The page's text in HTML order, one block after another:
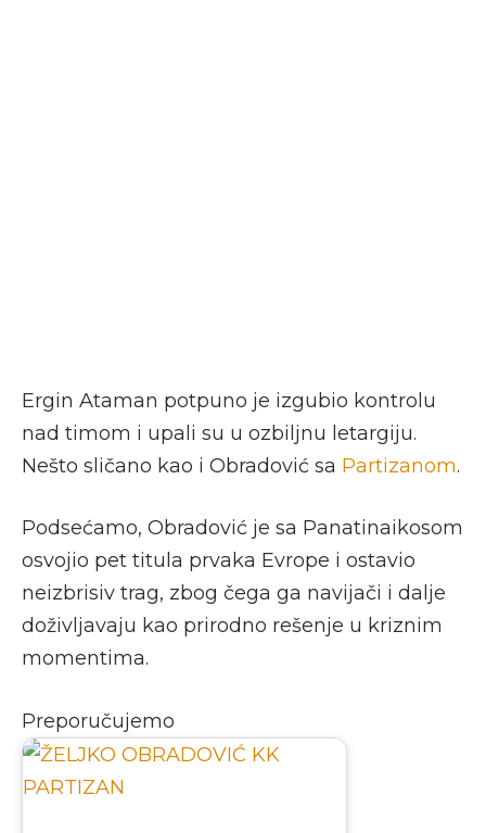
Ergin Ataman potpuno je izgubio kontrolu
nad timom i upali su u ozbiljnu letargiju.
Nešto sličano kao i Obradović sa Partizanom.
Podsećamo, Obradović je sa Panatinaikosom
osvojio pet titula prvaka Evrope i ostavio
neizbrisiv trag, zbog čega ga navijači i dalje
doživljavaju kao prirodno rešenje u kriznim
momentima.
Preporučujemo